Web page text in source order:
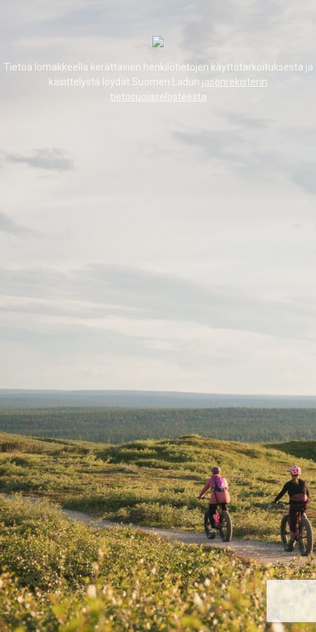
Tietoa lomakkeella kerättävien henkilötietojen käyttötarkoituksesta ja
käsittelystä löydät Suomen Ladun jäsenrekisterin
tietosuojaselosteesta